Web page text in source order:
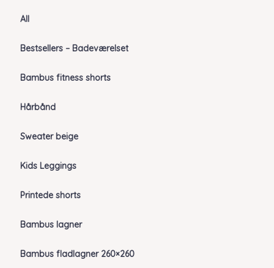
All
Bestsellers – Badeværelset
Bambus fitness shorts
Hårbånd
Sweater beige
Kids Leggings
Printede shorts
Bambus lagner
Bambus fladlagner 260×260